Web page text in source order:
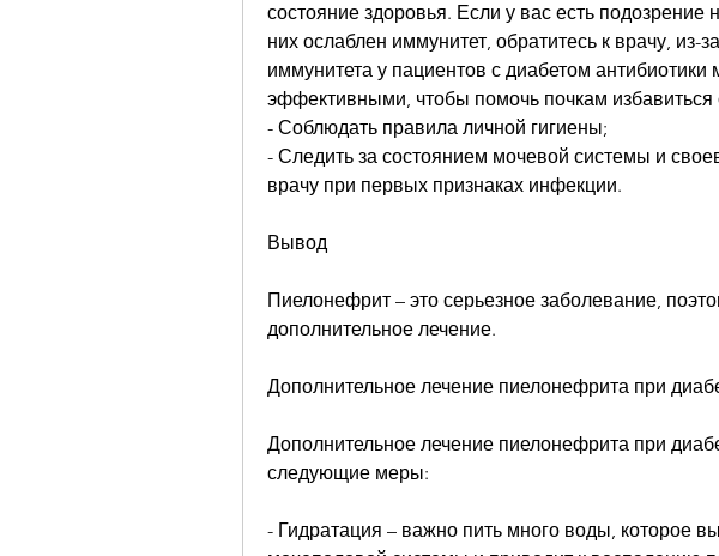
состояние здоровья. Если у вас есть подозрение
них ослаблен иммунитет, обратитесь к врачу, из-
иммунитета у пациентов с диабетом антибиотики
эффективными, чтобы помочь почкам избавиться
- Соблюдать правила личной гигиены;
- Следить за состоянием мочевой системы и
врачу при первых признаках инфекции.
Вывод
Пиелонефрит – это серьезное заболевание,
дополнительное лечение.
Дополнительное лечение пиелонефрита при
Дополнительное лечение пиелонефрита при
следующие меры:
- Гидратация – важно пить много воды, которое